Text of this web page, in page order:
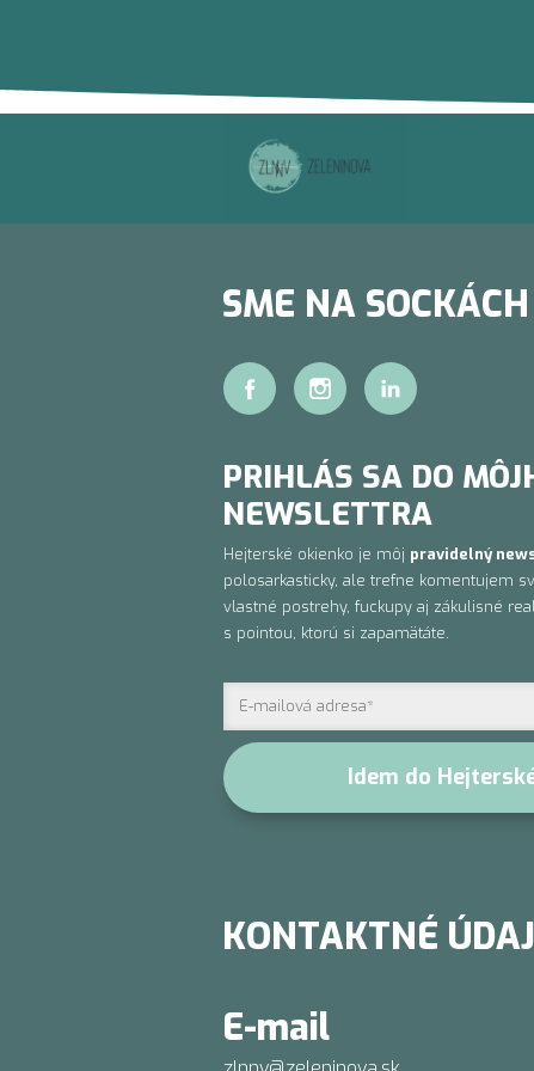
SME NA SOCKÁCH
PRIHLÁS SA DO
NEWSLETTRA
Hejterské okienko je môj pravidelný
polosarkasticky, ale trefne komentujem
vlastné postrehy, fuckupy aj zákulisné
s pointou, ktorú si zapamätáte.
Idem do
KONTAKTNÉ
E-mail